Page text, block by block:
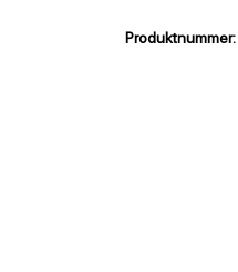
Produktnummer: